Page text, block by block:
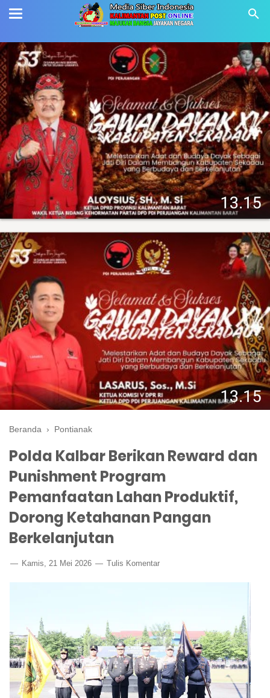
Beranda › Pontianak
Polda Kalbar Berikan Reward dan
Punishment Program
Pemanfaatan Lahan Produktif,
Dorong Ketahanan Pangan
Berkelanjutan
Kamis, 21 Mei 2026 Tulis Komentar